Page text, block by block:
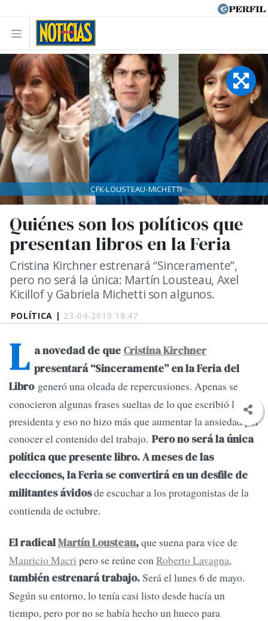
POLÍTICA | 23-04-2019 18:47
Quiénes son los políticos que
presentan libros en la Feria
Cristina Kirchner estrenará “Sinceramente”,
pero no será la única: Martín Lousteau, Axel
Kicillof y Gabriela Michetti son algunos.
CFK-LOUSTEAU-MICHETTI
L a novedad de que Cristina Kirchner
presentará “Sinceramente” en la Feria del
Librogeneró una oleada de repercusiones. Apenas se
conocieron algunas frases sueltas de lo que escribió la ex
presidenta y eso no hizo más que aumentar la ansiedad por
conocer el contenido del trabajo. Pero no será la única
política que presente libro. A meses de las
elecciones, la Feria se convertirá en un desfile de
militantes ávidosde escuchar a los protagonistas de la
contienda de octubre.
El radicalMartín Lousteau,que suena para vice de
Mauricio Macri pero se reúne conRoberto Lavagna,
también estrenará trabajo.Será el lunes 6 de mayo.
Según su entorno, lo tenía casi listo desde hacía un
tiempo, pero por no se había hecho un hueco para